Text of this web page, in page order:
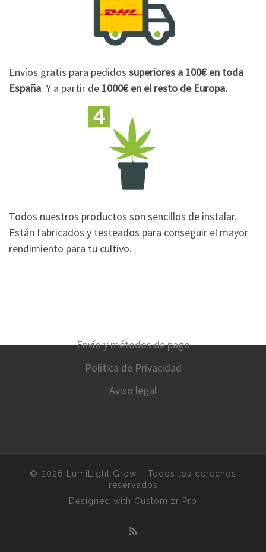
Envíos gratis para pedidos superiores a 100€ en toda
España. Y a partir de 1000€ en el resto de Europa.
Todos nuestros productos son sencillos de instalar.
Están fabricados y testeados para conseguir el mayor
rendimiento para tu cultivo.
Envío y métodos de pago
Política de Privacidad
Aviso legal
© 2026 LumiLight Grow – Todos los derechos
reservados
Designed with Customizr Pro